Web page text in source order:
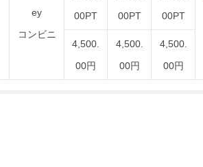
ey
コンビニ
00PT
00PT
00PT
4,500.
00円
4,500.
00円
4,500.
00円